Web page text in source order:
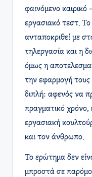
φαινόμενο καιρικό
εργασιακό τεστ.
ανταποκριθεί με
τηλεργασία και η
όμως η
την εφαρμογή
διπλή: αφενός να
πραγματικό χρόνο,
εργασιακή
και τον άνθρωπο.
Το ερώτημα δεν
μπροστά σε